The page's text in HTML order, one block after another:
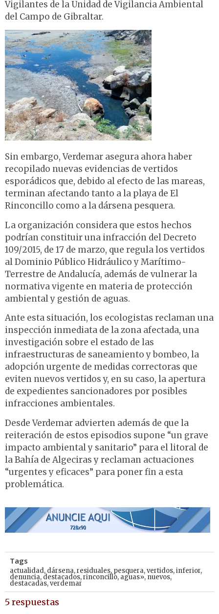
Vigilantes de la Unidad de Vigilancia Ambiental
del Campo de Gibraltar.
Sin embargo, Verdemar asegura ahora haber
recopilado nuevas evidencias de vertidos
esporádicos que, debido al efecto de las mareas,
terminan afectando tanto a la playa de El
Rinconcillo como a la dársena pesquera.
La organización considera que estos hechos
podrían constituir una infracción del Decreto
109/2015, de 17 de marzo, que regula los vertidos
al Dominio Público Hidráulico y Marítimo-
Terrestre de Andalucía, además de vulnerar la
normativa vigente en materia de protección
ambiental y gestión de aguas.
Ante esta situación, los ecologistas reclaman una
inspección inmediata de la zona afectada, una
investigación sobre el estado de las
infraestructuras de saneamiento y bombeo, la
adopción urgente de medidas correctoras que
eviten nuevos vertidos y, en su caso, la apertura
de expedientes sancionadores por posibles
infracciones ambientales.
Desde Verdemar advierten además de que la
reiteración de estos episodios supone “un grave
impacto ambiental y sanitario” para el litoral de
la Bahía de Algeciras y reclaman actuaciones
“urgentes y eficaces” para poner fin a esta
problemática.
Tags
actualidad, dársena,residuales, pesquera,vertidos,inferior,
denuncia, destacados,rinconcillo, aguas», nuevos,
destacadas,verdemar
5 respuestas